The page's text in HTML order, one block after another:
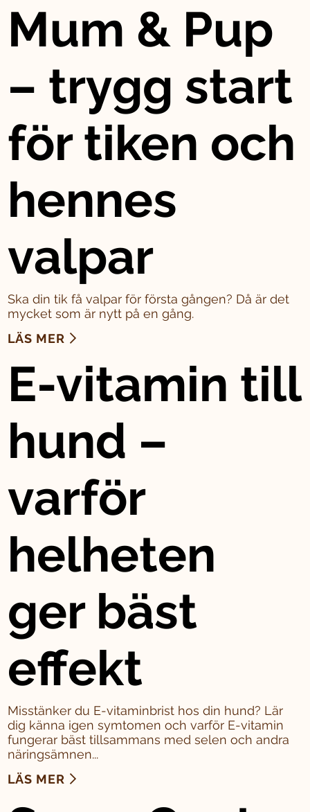
Mum & Pup
– trygg start
för tiken och
hennes
valpar
Ska din tik få valpar för första gången? Då är det
mycket som är nytt på en gång.
LÄS MER
E-vitamin till
hund –
varför
helheten
ger bäst
effekt
Misstänker du E-vitaminbrist hos din hund? Lär
dig känna igen symtomen och varför E-vitamin
fungerar bäst tillsammans med selen och andra
näringsämnen...
LÄS MER